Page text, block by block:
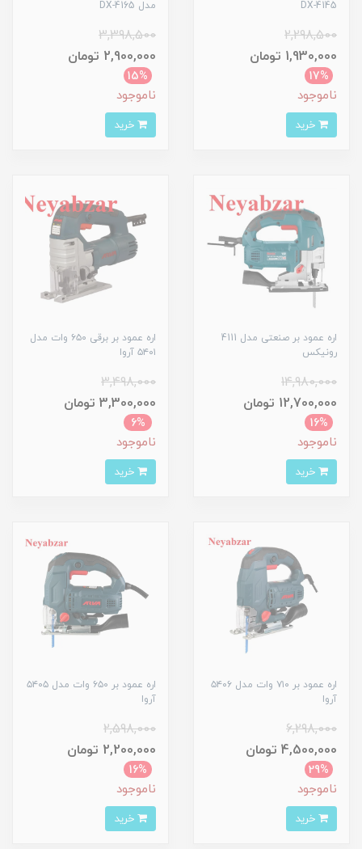
DX-4145
2,298,500
1,930,000 تومان
17%
ناموجود
مدل DX-4165
3,398,500
2,900,000 تومان
15%
ناموجود
اره عمود بر صنعتی مدل 4111
رونیکس
14,980,000
12,700,000 تومان
16%
ناموجود
اره عمود بر برقی ۶۵۰ وات مدل
۵۴۰۱ آروا
3,498,000
3,300,000 تومان
6%
ناموجود
اره عمود بر ۷۱۰ وات مدل ۵۴۰۶
آروا
6,298,000
4,500,000 تومان
29%
ناموجود
اره عمود بر ۶۵۰ وات مدل ۵۴۰۵
آروا
2,598,000
2,200,000 تومان
16%
ناموجود